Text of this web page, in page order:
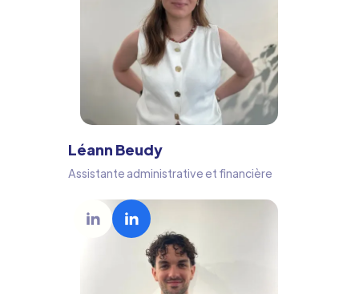
Léann Beudy
Assistante administrative et financière